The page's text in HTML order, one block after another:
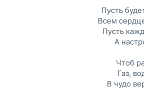
Пусть
Всем
Пусть
А
Чтоб
Газ,
В чудо